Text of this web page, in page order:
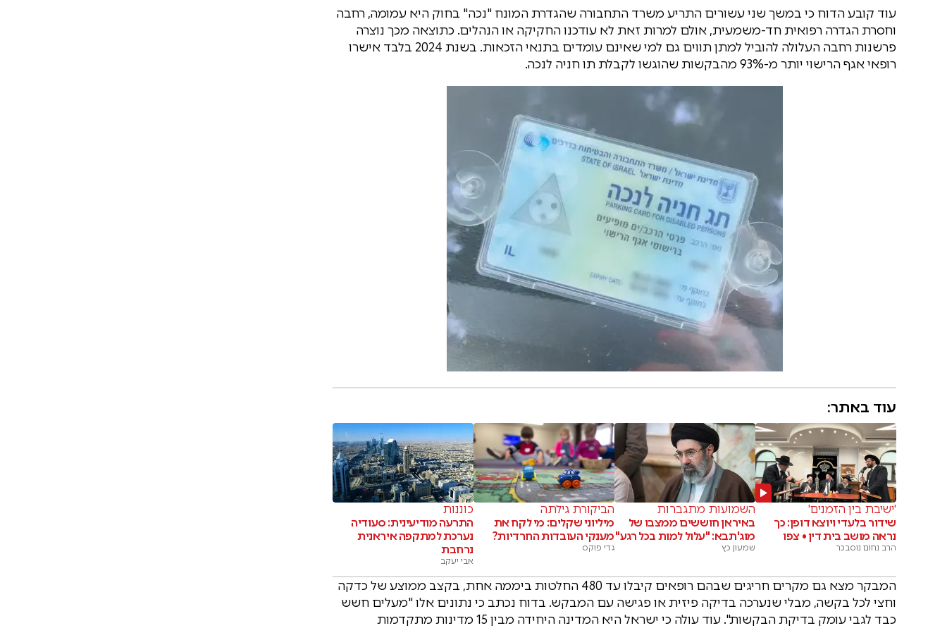
עוד קובע הדוח כי במשך שני עשורים התריע משרד התחבורה שהגדרת המונח "נכה" בחוק היא עמומה, רחבה
וחסרת הגדרה רפואית חד-משמעית, אולם למרות זאת לא עודכנו החקיקה או הנהלים. כתוצאה מכך נוצרה
פרשנות רחבה העלולה להוביל למתן תווים גם למי שאינם עומדים בתנאי הזכאות. בשנת 2024 בלבד אישרו
רופאי אגף הרישוי יותר מ-93% מהבקשות שהוגשו לקבלת תו חניה לנכה.
עוד באתר:
'ישיבת בין הזמנים'
שידור בלעדי ויוצא דופן: כך
נראה מושב בית דין • צפו
הרב נחום נוסבכר
השמועות מתגברות
באיראן חוששים ממצבו של
מוג'תבא: "עלול למות בכל רגע"
שמעון כץ
הביקורת גילתה
מיליוני שקלים: מי לקח את
מענקי העובדות החרדיות?
גדי פוקס
כוננות
התרעה מודיעינית: סעודיה
נערכת למתקפה איראנית
נרחבת
אבי יעקב
המבקר מצא גם מקרים חריגים שבהם רופאים קיבלו עד 480 החלטות ביממה אחת, בקצב ממוצע של כדקה
וחצי לכל בקשה, מבלי שנערכה בדיקה פיזית או פגישה עם המבקש. בדוח נכתב כי נתונים אלו "מעלים חשש
כבד לגבי עומק בדיקת הבקשות". עוד עולה כי ישראל היא המדינה היחידה מבין 15 מדינות מתקדמות